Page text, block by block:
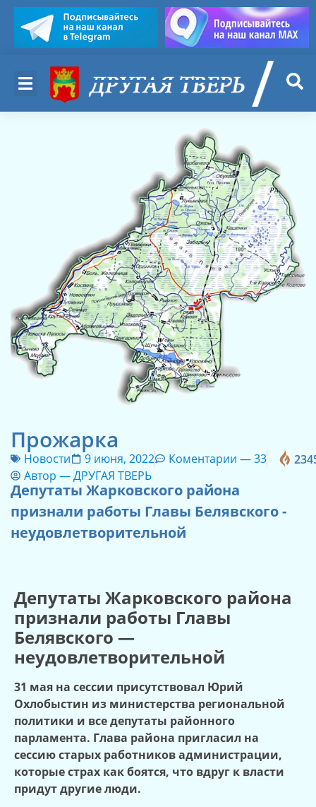
Прожарка
Новости 9 июня, 2022 Коментарии —33
Автор —ДРУГАЯ ТВЕРЬ
Депутаты Жарковского района
признали работы Главы Белявского -
неудовлетворительной
Депутаты Жарковского района
признали работы Главы
Белявского —
неудовлетворительной
31 мая на сессии присутствовал Юрий
Охлобыстин из министерства региональной
политики и все депутаты районного
парламента. Глава района пригласил на
сессию старых работников администрации,
которые страх как боятся, что вдруг к власти
придут другие люди.